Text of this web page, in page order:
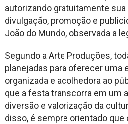
autorizando gratuitamente
divulgação, promoção e
João do Mundo, observada a
Segundo a Arte Produções,
planejadas para oferecer uma
organizada e acolhedora ao
que a festa transcorra em um
diversão e valorização da
disso, é sempre orientado